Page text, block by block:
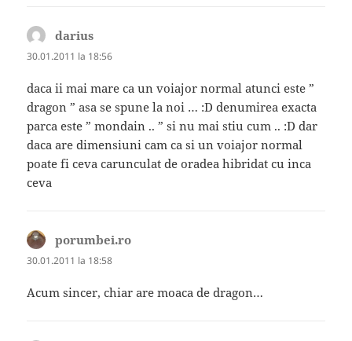
darius
30.01.2011 la 18:56
daca ii mai mare ca un voiajor normal atunci este ”
dragon ” asa se spune la noi … :D denumirea exacta
parca este ” mondain .. ” si nu mai stiu cum .. :D dar
daca are dimensiuni cam ca si un voiajor normal
poate fi ceva carunculat de oradea hibridat cu inca
ceva
porumbei.ro
30.01.2011 la 18:58
Acum sincer, chiar are moaca de dragon…